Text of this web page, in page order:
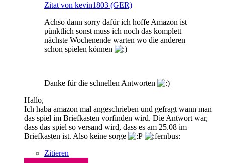
Zitat von kevin1803 (GER)
Achso dann sorry dafür ich hoffe Amazon ist
pünktlich sonst muss ich noch das komplett
nächste Wochenende warten wo die anderen
schon spielen können
Danke für die schnellen Antworten
Hallo,
Ich haba amazon mal angeschrieben und gefragt wann man
das spiel im Briefkasten vorfinden wird. Die Antwort war,
dass das spiel so versand wird, dass es am 25.08 im
Briefkasten ist. Also keine sorge
Zitieren